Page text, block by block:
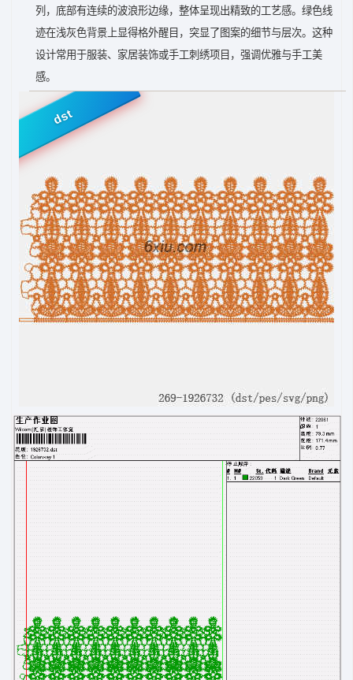
列，底部有连续的波浪形边缘，整体呈现出精致的工艺感。绿色线
迹在浅灰色背景上显得格外醒目，突显了图案的细节与层次。这种
设计常用于服装、家居装饰或手工刺绣项目，强调优雅与手工美
感。
dst